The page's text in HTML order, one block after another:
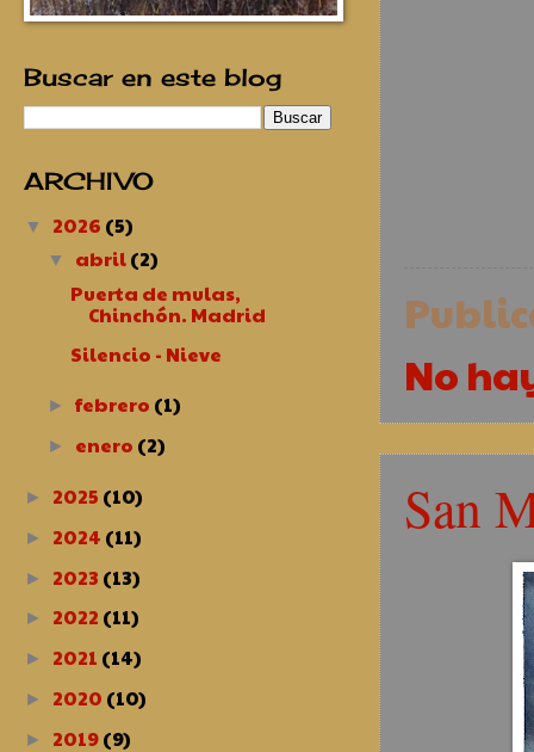
No
San
Buscar en este blog
ARCHIVO
▼ 2026 (5)
▼ abril(2)
Puerta de mulas,
Chinchón. Madrid
Silencio - Nieve
► febrero (1)
► enero (2)
► 2025 (10)
► 2024 (11)
► 2023 (13)
► 2022 (11)
► 2021 (14)
► 2020 (10)
► 2019(9)